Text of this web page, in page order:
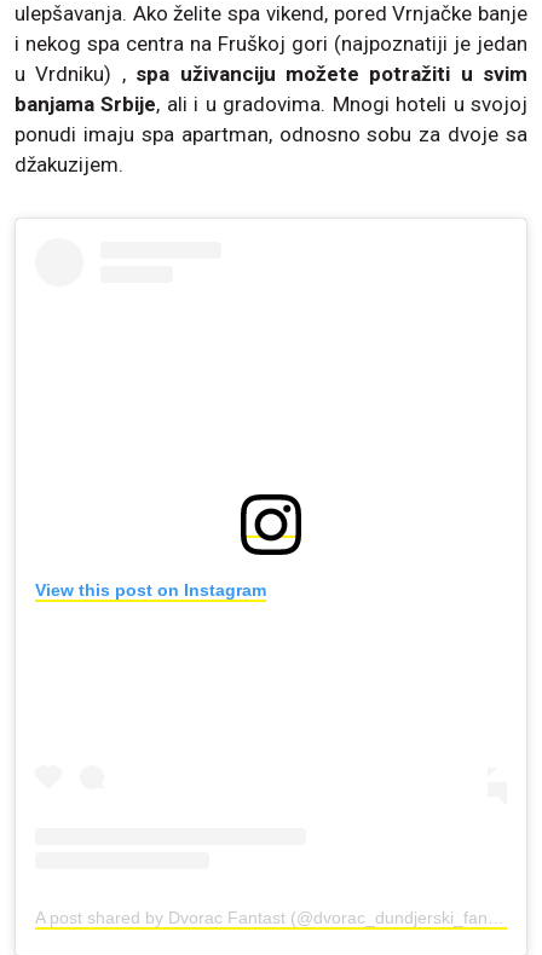
ulepšavanja. Ako želite spa vikend, pored Vrnjačke banje
i nekog spa centra na Fruškoj gori (najpoznatiji je jedan
u Vrdniku) , spa uživanciju možete potražiti u svim
banjama Srbije, ali i u gradovima. Mnogi hoteli u svojoj
ponudi imaju spa apartman, odnosno sobu za dvoje sa
džakuzijem.
View this post on Instagram